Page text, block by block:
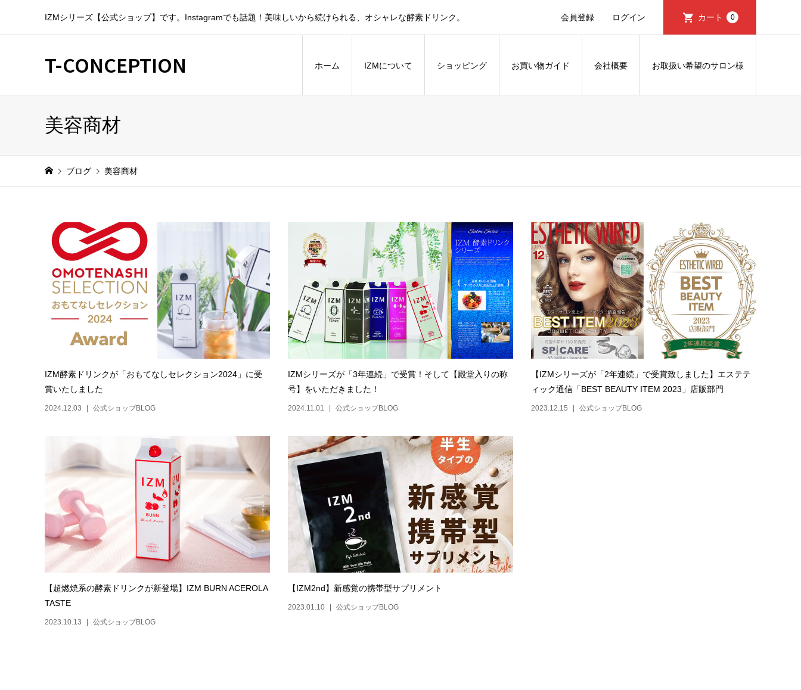
IZMシリーズ【公式ショップ】です。Instagramでも話題！美味しいから続けられる、オシャレな酵素ドリンク。 会員登録 ログイン カート 0
T-CONCEPTION ホーム IZMについて ショッピング お買い物ガイド 会社概要 お取扱い希望のサロン様
美容商材
ブログ 美容商材
IZM酵素ドリンクが「おもてなしセレクション2024」に受
賞いたしました
2024.12.03 公式ショップBLOG
IZMシリーズが「3年連続」で受賞！そして【殿堂入りの称
号】をいただきました！
2024.11.01 公式ショップBLOG
【IZMシリーズが「2年連続」で受賞致しました】エステテ
ィック通信「BEST BEAUTY ITEM 2023」店販部門
2023.12.15 公式ショップBLOG
【超燃焼系の酵素ドリンクが新登場】IZM BURN ACEROLA
TASTE
2023.10.13 公式ショップBLOG
【IZM2nd】新感覚の携帯型サプリメント
2023.01.10 公式ショップBLOG